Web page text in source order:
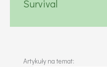
Survival
Artykuły na temat: